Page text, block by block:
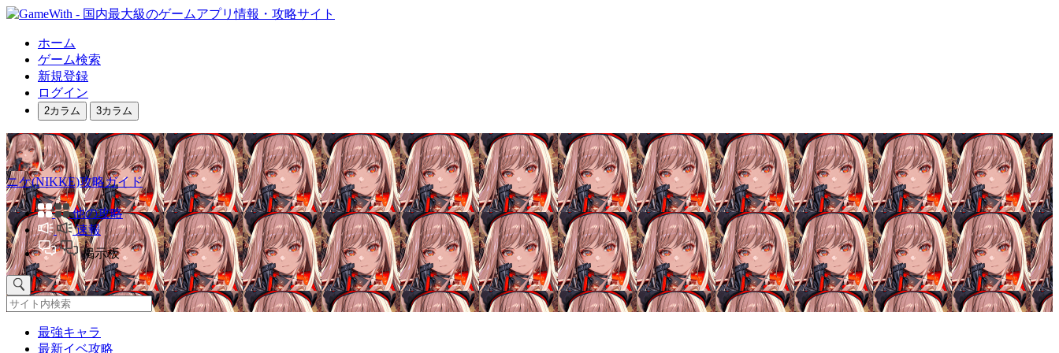
ホーム
ゲーム検索
新規登録
ログイン
2カラム 3カラム
ニケ(NIKKE)攻略ガイド
他の攻略
速報
掲示板
最強キャラ
最新イベ攻略